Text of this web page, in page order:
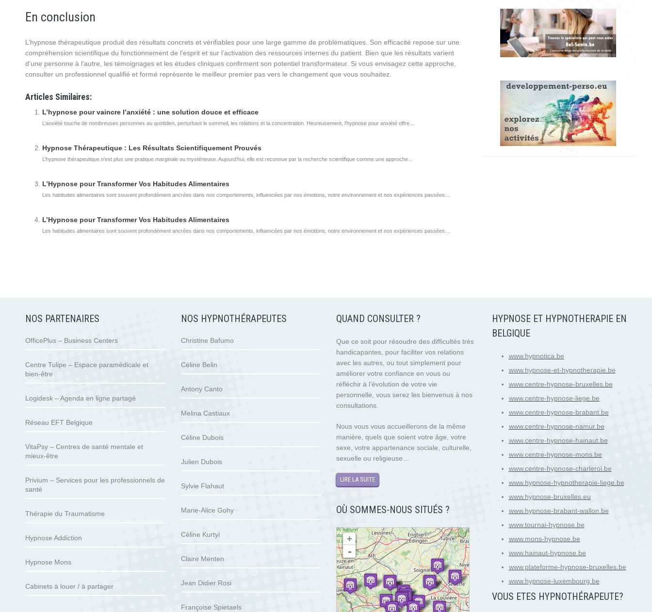
En conclusion
L’hypnose thérapeutique produit des résultats concrets et vérifiables pour une large gamme de problématiques. Son efficacité repose sur une
compréhension scientifique du fonctionnement de l’esprit et sur l’activation des ressources internes du patient. Bien que les résultats varient
d’une personne à l’autre, les témoignages et les études cliniques confirment son potentiel transformateur. Si vous envisagez cette approche,
consulter un professionnel qualifié et formé représente le meilleur premier pas vers le changement que vous souhaitez.
Articles Similaires:
L’hypnose pour vaincre l’anxiété : une solution douce et efficace
L’anxiété touche de nombreuses personnes au quotidien, perturbant le sommeil, les relations et la concentration. Heureusement, l’hypnose pour anxiété offre...
Hypnose Thérapeutique : Les Résultats Scientifiquement Prouvés
L’hypnose thérapeutique n’est plus une pratique marginale ou mystérieuse. Aujourd’hui, elle est reconnue par la recherche scientifique comme une approche...
L’Hypnose pour Transformer Vos Habitudes Alimentaires
Les habitudes alimentaires sont souvent profondément ancrées dans nos comportements, influencées par nos émotions, notre environnement et nos expériences passées....
L’Hypnose pour Transformer Vos Habitudes Alimentaires
Les habitudes alimentaires sont souvent profondément ancrées dans nos comportements, influencées par nos émotions, notre environnement et nos expériences passées....
NOS PARTENAIRES
OfficePlus – Business Centers
Centre Tulipe – Espace paramédicale et
bien-être
Logidesk – Agenda en ligne partagé
Réseau EFT Belgique
VitaPsy – Centres de santé mentale et
mieux-être
Privium – Services pour les professionnels de
santé
Thérapie du Traumatisme
Hypnose Addiction
Hypnose Mons
Cabinets à louer / à partager
NOS HYPNOTHÉRAPEUTES
Christine Bafumo
Céline Belin
Antony Canto
Melina Castiaux
Céline Dubois
Julien Dubois
Sylvie Flahaut
Marie-Alice Gohy
Céline Kurtyi
Claire Menten
Jean Didier Rosi
Françoise Spietaels
QUAND CONSULTER ?
Que ce soit pour résoudre des difficultés très
handicapantes, pour faciliter vos relations
avec les autres, ou tout simplement pour
améliorer votre confiance en vous ou
réfléchir à l’évolution de votre vie
personnelle, vous serez les bienvenus à nos
consultations.
Nous vous vous accueillerons de la même
manière, quels que soient votre âge, votre
sexe, votre appartenance sociale, culturelle,
sexuelle ou religieuse…
LIRE LA SUITE
OÙ SOMMES-NOUS SITUÉS ?
chargement de la carte - veuillez patienter...
+
-
HYPNOSE ET HYPNOTHERAPIE EN
BELGIQUE
www.hypnotica.be
www.hypnose-et-hypnotherapie.be
www.centre-hypnose-bruxelles.be
www.centre-hypnose-liege.be
www.centre-hypnose-brabant.be
www.centre-hypnose-namur.be
www.centre-hypnose-hainaut.be
www.centre-hypnose-mons.be
www.centre-hypnose-charleroi.be
www.hypnose-hypnotherapie-liege.be
www.hypnose-bruxelles.eu
www.hypnose-brabant-wallon.be
www.tournai-hypnose.be
www.mons-hypnose.be
www.hainaut-hypnose.be
www.plateforme-hypnose-bruxelles.be
www.hypnose-luxembourg.be
VOUS ETES HYPNOTHÉRAPEUTE?